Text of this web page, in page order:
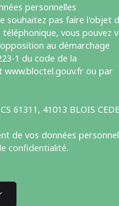
personnelles
souhaitez pas faire l'objet
vous pouvez
au démarchage
1 du code de la
ou par
61311, 41013 BLOIS
de vos données
confidentialité.